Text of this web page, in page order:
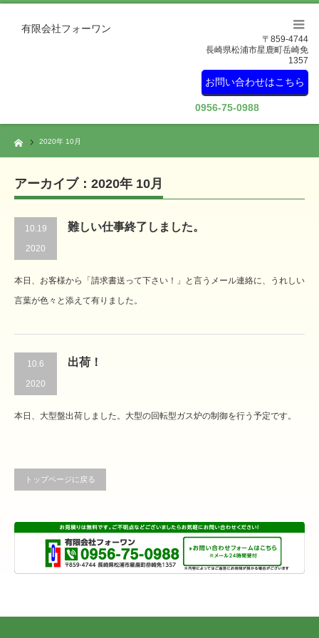
〒859-4744
長崎県松浦市星鹿町岳崎免
1357
お問い合わせはこちら
0956-75-0988
有限会社フォーワン
Home 2020年 10月
アーカイブ：2020年 10月
10.19
2020
難しい仕事終了しました。
本日、お客様から「請求書送って下さい！」と言うメール連絡に、うれしい
言葉が色々と添えて有りました。
10.6
2020
出荷！
本日、大型盤出荷しました。大型の回転型ガス炉の制御を行う予定です。
トップページに戻る